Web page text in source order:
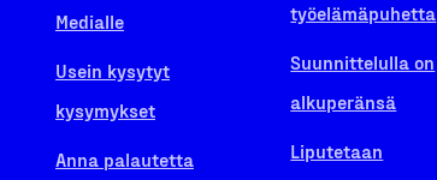
Medialle
Usein kysytyt
kysymykset
Anna palautetta
työelämäpuhetta
Suunnittelulla on
alkuperänsä
Liputetaan